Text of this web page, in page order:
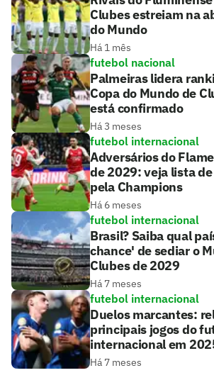
Clubes estreiam na
do Mundo
Há 1 mês
futebol nacional
Palmeiras lidera
Copa do Mundo de
está confirmado
Há 3 meses
futebol internacional
Adversários do
de 2029: veja lista
pela Champions
Há 6 meses
futebol internacional
Brasil? Saiba qual
chance' de sediar o
Clubes de 2029
Há 7 meses
futebol internacional
Duelos marcantes:
principais jogos do
internacional em
Há 7 meses